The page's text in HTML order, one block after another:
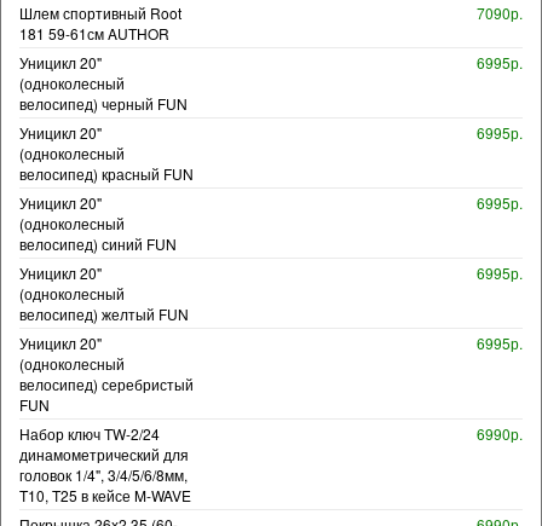
Шлем спортивный Root
181 59-61см AUTHOR
7090р.
Уницикл 20"
(одноколесный
велосипед) черный FUN
6995р.
Уницикл 20"
(одноколесный
велосипед) красный FUN
6995р.
Уницикл 20"
(одноколесный
велосипед) синий FUN
6995р.
Уницикл 20"
(одноколесный
велосипед) желтый FUN
6995р.
Уницикл 20"
(одноколесный
велосипед) серебристый
FUN
6995р.
Набор ключ TW-2/24
динамометрический для
головок 1/4", 3/4/5/6/8мм,
T10, T25 в кейсе M-WAVE
6990р.